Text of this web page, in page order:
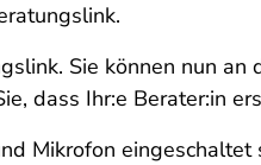
Sie können nun
dass Ihr:e Berater:in
Mikrofon eingeschaltet